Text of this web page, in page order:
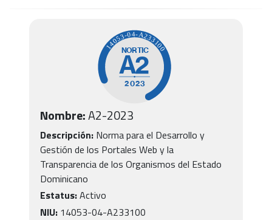
Nombre:A2-2023
Descripción: Norma para el Desarrollo y
Gestión de los Portales Web y la
Transparencia de los Organismos del Estado
Dominicano
Estatus:Activo
NIU: 14053-04-A233100